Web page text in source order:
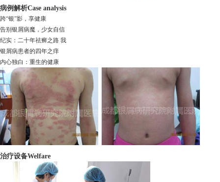
病例解析Case analysis
跨“银”影，享健康
告别银屑病魔，少女自信
纪实：二十年祛癣之路 我
银屑病患者的四年之痒
内心独白：重生的健康
治疗设备Welfare